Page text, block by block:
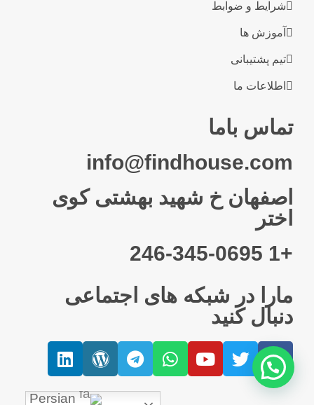
شرایط و ضوابط
آموزش ها
تیم پشتیبانی
اطلاعات ما
تماس باما
info@findhouse.com
اصفهان خ شهید بهشتی کوی
اختر
+1 246-345-0695
مارا در شبکه های اجتماعی
دنبال کنید